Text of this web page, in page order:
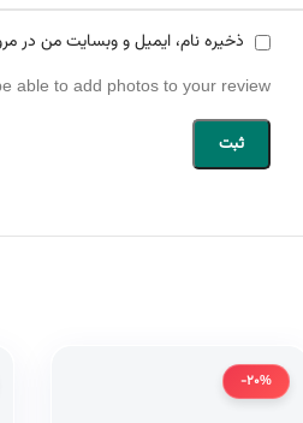
ذخیره نام، ایمیل و وبسایت من در
able to add photos to your review.
-20%